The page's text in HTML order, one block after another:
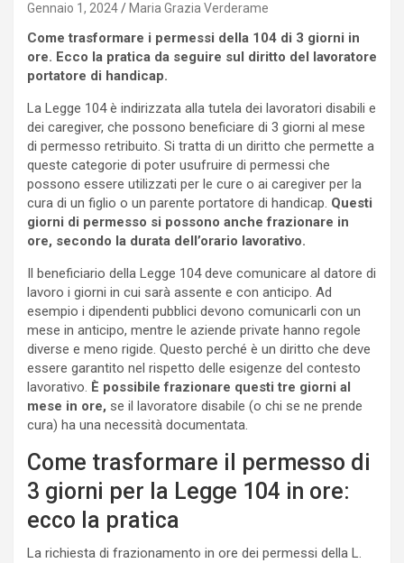
Gennaio 1, 2024 Maria Grazia Verderame
Come trasformare i permessi della 104 di 3 giorni in
ore. Ecco la pratica da seguire sul diritto del lavoratore
portatore di handicap.
La Legge 104 è indirizzata alla tutela dei lavoratori disabili e
dei caregiver, che possono beneficiare di 3 giorni al mese
di permesso retribuito. Si tratta di un diritto che permette a
queste categorie di poter usufruire di permessi che
possono essere utilizzati per le cure o ai caregiver per la
cura di un figlio o un parente portatore di handicap. Questi
giorni di permesso si possono anche frazionare in
ore, secondo la durata dell’orario lavorativo.
Il beneficiario della Legge 104 deve comunicare al datore di
lavoro i giorni in cui sarà assente e con anticipo. Ad
esempio i dipendenti pubblici devono comunicarli con un
mese in anticipo, mentre le aziende private hanno regole
diverse e meno rigide. Questo perché è un diritto che deve
essere garantito nel rispetto delle esigenze del contesto
lavorativo. È possibile frazionare questi tre giorni al
mese in ore, se il lavoratore disabile (o chi se ne prende
cura) ha una necessità documentata.
Come trasformare il permesso di
3 giorni per la Legge 104 in ore:
ecco la pratica
La richiesta di frazionamento in ore dei permessi della L.